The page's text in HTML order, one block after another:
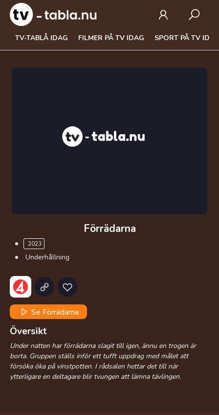
TV-TABLÅ IDAG FILMER PÅ TV IDAG SPORT PÅ TV
Förrädarna
2023
Underhållning
Se Förrädarna
Översikt
Under natten har förrädarna slagit till igen, ännu en trogen är
borta. Gruppen ställs inför ett tufft uppdrag med målet att
försöka öka på vinstpotten. I rådsalen hettar det till när
ytterligare en deltagare blir tvungen att lämna tävlingen.